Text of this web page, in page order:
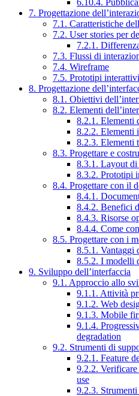
7. Progettazione
7.1. Caratteristiche
7.2. User stories per
7.2.1.
7.3. Flussi di
7.4. Wireframe
7.5. Prototipi interattivi
8. Progettazione
8.1. Obiettivi
8.2. Elementi
8.2.1. Elementi
8.2.2. Elementi
8.2.3. Elementi
8.3. Progettare e
8.3.1. Layout di
8.3.2. Prototipi
8.4. Progettare con il
8.4.1.
8.4.2. Benefici
8.4.3. Risorse
8.4.4. Come
8.5. Progettare con i
8.5.1. Vantaggi
8.5.2. I modelli
9. Sviluppo dell’interfaccia
9.1. Approccio allo
9.1.1. Attività
9.1.2. Web
9.1.3. Mobile
9.1.4.
degradation
9.2. Strumenti di
9.2.1. Feature
9.2.2.
use
9.2.3. Strumenti